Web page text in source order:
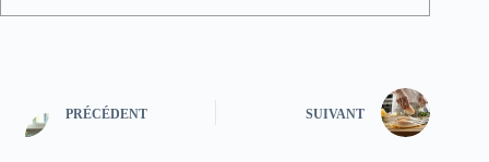
PRÉCÉDENT SUIVANT